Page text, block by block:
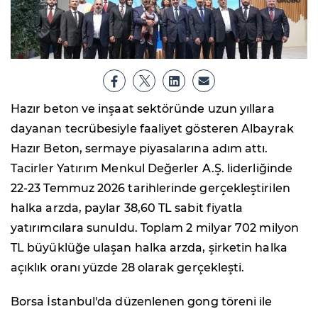
Hazır beton ve inşaat sektöründe uzun yıllara
dayanan tecrübesiyle faaliyet gösteren Albayrak
Hazır Beton, sermaye piyasalarına adım attı.
Tacirler Yatırım Menkul Değerler A.Ş. liderliğinde
22-23 Temmuz 2026 tarihlerinde gerçekleştirilen
halka arzda, paylar 38,60 TL sabit fiyatla
yatırımcılara sunuldu. Toplam 2 milyar 702 milyon
TL büyüklüğe ulaşan halka arzda, şirketin halka
açıklık oranı yüzde 28 olarak gerçekleşti.
Borsa İstanbul'da düzenlenen gong töreni ile